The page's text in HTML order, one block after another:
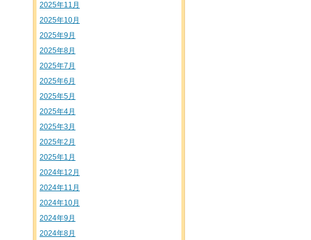
2025年11月
2025年10月
2025年9月
2025年8月
2025年7月
2025年6月
2025年5月
2025年4月
2025年3月
2025年2月
2025年1月
2024年12月
2024年11月
2024年10月
2024年9月
2024年8月